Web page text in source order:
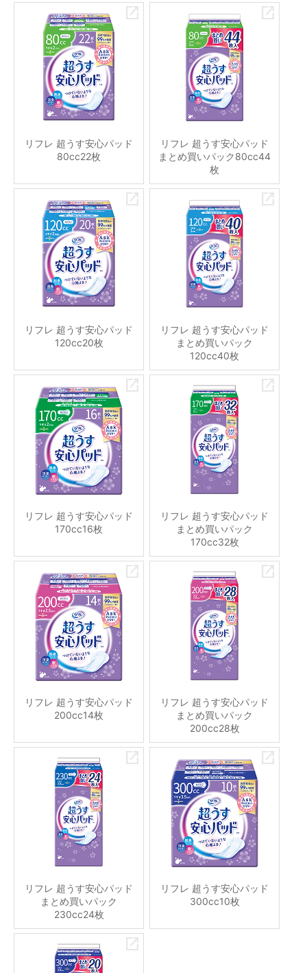
リフレ 超うす安心パッド
80cc22枚
リフレ 超うす安心パッド
まとめ買いパック80cc44
枚
リフレ 超うす安心パッド
120cc20枚
リフレ 超うす安心パッド
まとめ買いパック
120cc40枚
リフレ 超うす安心パッド
170cc16枚
リフレ 超うす安心パッド
まとめ買いパック
170cc32枚
リフレ 超うす安心パッド
200cc14枚
リフレ 超うす安心パッド
まとめ買いパック
200cc28枚
リフレ 超うす安心パッド
まとめ買いパック
230cc24枚
リフレ 超うす安心パッド
300cc10枚